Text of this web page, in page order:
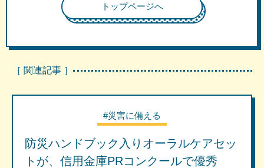
トップページへ
［ 関連記事 ］
#災害に備える
防災ハンドブック入りオーラルケアセッ
トが、信用金庫PRコンクールで優秀